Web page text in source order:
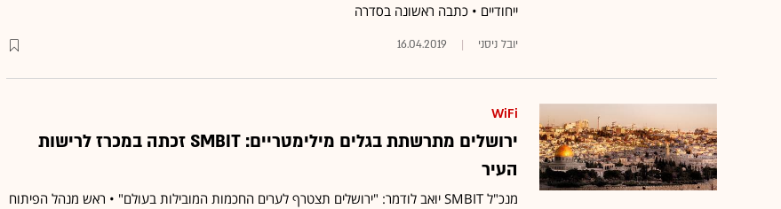
ייחודיים • כתבה ראשונה בסדרה
יובל ניסני 16.04.2019
WiFi
ירושלים מתרשתת בגלים מילימטריים: SMBIT זכתה במכרז לרישות
העיר
מנכ"ל SMBIT יואב לודמר: "ירושלים תצטרף לערים החכמות המובילות בעולם" • ראש מנהל הפיתוח